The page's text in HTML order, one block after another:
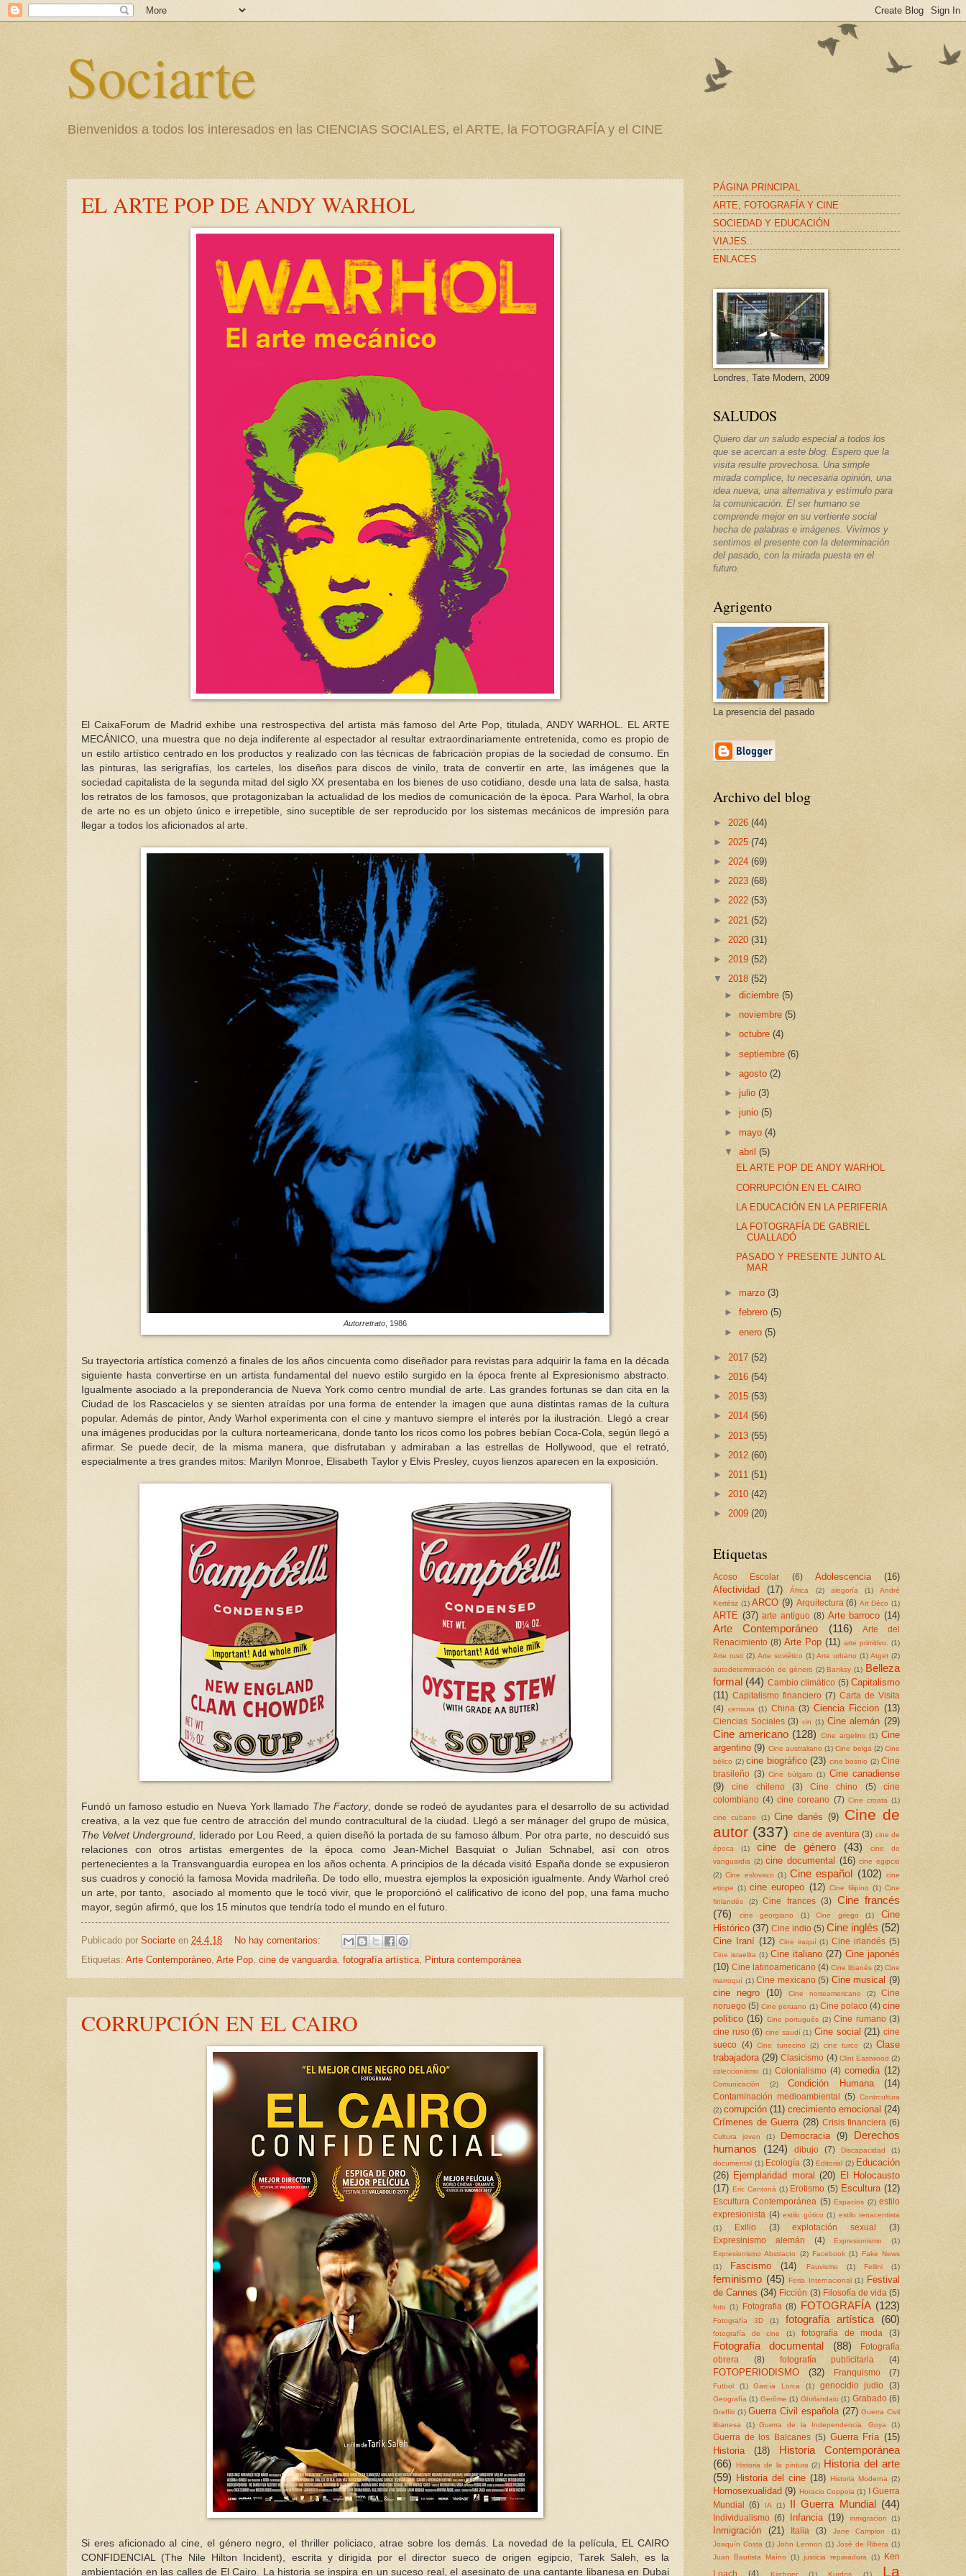
Sociarte
Bienvenidos a todos los interesados en las CIENCIAS SOCIALES, el ARTE, la FOTOGRAFÍA y el CINE
EL ARTE POP DE ANDY WARHOL
El CaixaForum de Madrid exhibe una restrospectiva del artista más famoso del Arte Pop, titulada, ANDY WARHOL. EL ARTE
MECÁNICO, una muestra que no deja indiferente al espectador al resultar extraordinariamente entretenida, como es propio de
un estilo artístico centrado en los productos y realizado con las técnicas de fabricación propias de la sociedad de consumo. En
las pinturas, las serigrafías, los carteles, los diseños para discos de vinilo, trata de convertir en arte, las imágenes que la
sociedad capitalista de la segunda mitad del siglo XX presentaba en los bienes de uso cotidiano, desde una lata de salsa, hasta
los retratos de los famosos, que protagonizaban la actualidad de los medios de comunicación de la época. Para Warhol, la obra
de arte no es un objeto único e irrepetible, sino suceptible de ser reproducido por los sistemas mecánicos de impresión para
llegar a todos los aficionados al arte.
Autorretrato , 1986
Su trayectoria artística comenzó a finales de los años cincuenta como diseñador para revistas para adquirir la fama en la década
siguiente hasta convertirse en un artista fundamental del nuevo estilo surgido en la época frente al Expresionismo abstracto.
Igualmente asociado a la preponderancia de Nueva York como centro mundial de arte. Las grandes fortunas se dan cita en la
Ciudad de los Rascacielos y se sienten atraídas por una forma de entender la imagen que auna distintas ramas de la cultura
popular. Además de pintor, Andy Warhol experimenta con el cine y mantuvo siempre el interés por la ilustración. Llegó a crear
una imágenes producidas por la cultura norteamericana, donde tanto los ricos como los pobres bebían Coca-Cola, según llegó a
afirmar. Se puede decir, de la misma manera, que disfrutaban y admiraban a las estrellas de Hollywood, que el retrató,
especialmente a tres grandes mitos: Marilyn Monroe, Elisabeth Taylor y Elvis Presley, cuyos lienzos aparecen en la exposición.
Fundó un famoso estudio en Nueva York llamado The Factory, donde se rodeó de ayudantes para el desarrollo de su actividad
creativa, a la vez que fue centro de atracción del mundo contracultural de la ciudad. Llegó a ser mánager del grupo de música,
The Velvet Underground , liderado por Lou Reed, a quien diseñó la portada de su famoso álbum. Por otra parte, no descuidó sus
relaciones con otros artistas emergentes de la época como Jean-Michel Basquiat o Julian Schnabel, así con otros
pertenecientes a la Transvanguardia europea en los años ochenta. A principios de la década visitó España donde se expusieron
sus cuadros y conoció la famosa Movida madrileña. De todo ello, muestra ejemplos la exposición igualmente. Andy Warhol creó
un arte, por tanto, asociado al momento que le tocó vivir, que le proporciónó el calificativo de icono del pop, una fama mucho
mayor, según afirmó, que los 15 minutos que tendría todo el mundo en el futuro.
Publicado por Sociarte en 24.4.18
No hay comentarios:
Etiquetas: Arte Contemporáneo, Arte Pop, cine de vanguardia, fotografía artística, Pintura contemporánea
CORRUPCIÓN EN EL CAIRO
Si eres aficionado al cine, el género negro, el thriller policiaco, atrae sobre los demás. La novedad de la película, EL CAIRO
CONFIDENCIAL (The Nile Hilton Incident), escrita y dirigida por el director sueco de origen egipcio, Tarek Saleh, es la
ambientación en las calles de El Cairo. La historia se inspira en un suceso real, el asesinato de una cantante libanesa en Dubai
PÁGINA PRINCIPAL
ARTE, FOTOGRAFÍA Y CINE
SOCIEDAD Y EDUCACIÓN
VIAJES..
ENLACES
Londres, Tate Modern, 2009
SALUDOS
Quiero dar un saludo especial a todos los
que se acercan a este blog. Espero que la
visita resulte provechosa. Una simple
mirada complice, tu necesaria opinión, una
idea nueva, una alternativa y estímulo para
la comunicación. El ser humano se
comprende mejor en su vertiente social
hecha de palabras e imágenes. Vivímos y
sentimos el presente con la determinación
del pasado, con la mirada puesta en el
futuro.
Agrigento
La presencia del pasado
Archivo del blog
► 2026 (44)
► 2025 (74)
► 2024 (69)
► 2023 (68)
► 2022 (53)
► 2021 (52)
► 2020 (31)
► 2019 (52)
▼ 2018 (52)
►diciembre(5)
►noviembre(5)
►octubre(4)
►septiembre(6)
►agosto(2)
►julio(3)
►junio(5)
► mayo(4)
▼abril(5)
EL ARTE POP DE ANDY WARHOL
CORRUPCIÓN EN EL CAIRO
LA EDUCACIÓN EN LA PERIFERIA
LA FOTOGRAFÍA DE GABRIEL
CUALLADÓ
PASADO Y PRESENTE JUNTO AL
MAR
►marzo(3)
►febrero(5)
►enero(5)
► 2017 (52)
► 2016 (54)
► 2015 (53)
► 2014 (56)
► 2013 (55)
► 2012 (60)
► 2011 (51)
► 2010 (42)
► 2009 (20)
Etiquetas
Acoso Escolar (6) Adolescencia
(16)
Afectividad
(17) África (2) alegoría (1)
André
Kertész (1) ARCO (9) Arquitectura (6) Art Déco (1)
ARTE (37) arte antiguo (8) Arte barroco (14)
Arte Contemporáneo (116)
Arte del
Renacimiento (8) Arte Pop (11) arte primitivo.
(1)
Arte ruso (2) Arte soviético (1) Arte urbano (1) Atget (2)
autodeterminación de género (2) Banksy (1) Belleza
formal (44) Cambio climático (5) Capitalismo
(11) Capitalismo financiero (7) Carta de Visita
(4) censura (1) China (3) Ciencia Ficcion (13)
Ciencias Sociales (3) cin (1) Cine alemán (29)
Cine americano (128) Cine argelino (1) Cine
argentino (9) Cine australiano (1) Cine belga (2) Cine
bélico (2) cine biográfico (23) cine bosnio (2) Cine
brasileño (3) Cine búlgaro (1) Cine canadiense
(9)
cine chileno (3) Cine chino (5)
cine
colombiano (4) cine coreano (7) Cine croata (1)
cine cubano (1) Cine danés (9) Cine de
autor (337) cine de aventura (3) cine de
época
(1) cine de género (43)
cine de
vanguardia (2) cine documental (16) cine egipcio
(2) Cine eslovaco (1) Cine español (102)
cine
etiope (1) cine europeo (12) Cine filipino (1) Cine
finlandés
(2) Cine frances (3)
Cine francés
(76)
cine georgiano (1) Cine griego (1)
Cine
Histórico (37) Cine indio (5) Cine inglés (52)
Cine Iraní (12) Cine iraquí (1) Cine irlandés (5)
Cine israelita (1) Cine italiano (27) Cine japonés
(10) Cine latinoamericano (4) Cine libanés (2) Cine
marroquí (1) Cine mexicano (5) Cine musical (9)
cine negro (10) Cine norteamericano (2)
Cine
noruego (5) Cine peruano (1) Cine polaco (4) cine
político (16) Cine portugués (2) Cine rumano (3)
cine ruso (6) cine saudí (1) Cine social (21) cine
sueco (4) Cine tunecino (2) cine turco (2) Clase
trabajadora (29) Clasicismo (4) Clint Eastwood (2)
coleccionismo (1) Colonialismo (4) comedia (12)
Comunicación (2) Condición Humana (14)
Contaminación medioambiental (5) Contrcultura
(2) corrupción (11) crecimiento emocional (24)
Crímenes de Guerra (28) Crisis financiera (6)
Cultura joven (1) Democracia (9)
Derechos
humanos
(124) dibujo (7) Discapacidad
(1)
documental (1) Ecología (3) Editorial (2) Educación
(26) Ejemplaridad moral (20) El Holocausto
(17) Eric Cantoná (1) Erotismo (5) Escultura (12)
Escultura Contemporánea (5) Espacios (2) estilo
expresionista (4) estilo gótico (1) estilo renacentista
(1)
Exilio (3) explotación sexual
(3)
Expresinismo alemán
(4) Expresionismo
(1)
Expresionismo Abstracto
(2) Facebook (1) Fake News
(1)
Fascismo (14) Fauvismo (1) Fellini (1)
feminismo (45) Feria Internacional (1)
Festival
de Cannes (34) Ficción (3) Filosofía de vida (5)
foto (1) Fotografia (8) FOTOGRAFÍA (123)
Fotografía 3D (1) fotografía artística (60)
fotografía de cine (1) fotografía de moda (3)
Fotografía documental (88)
Fotografía
obrera
(8) fotografía publicitaria (4)
FOTOPERIODISMO (32) Franquismo (7)
Futbol (1) García Lorca (1) genocidio judio (3)
Geografía (1) Gerôme (1) Ghirlandaio (1) Grabado (6)
Graffiti (1) Guerra Civil española (27) Guerra Civil
libanesa
(1) Guerra de la Independencia. Goya (1)
Guerra de los Balcanes (5) Guerra Fría (15)
Historia
(18)
Historia Contemporánea
(66)
Historia de la pintura (2) Historia del arte
(59) Historia del cine (18) Historia Moderna (2)
Homosexualidad (9) Horacio Coppola (1)
I Guerra
Mundial
(6) IA (1) II Guerra Mundial (44)
Individualismo (6) Infancia (19) inmigracion (1)
Inmigración (21) Italia (3) Jane Campion
(1)
Joaquín Costa (1) John Lennon (1) José de Ribera (1)
Juan Bautista Maíno (1) justicia reparadora (1)
Ken
Loach
(4) Kirchner (1) Kurdos (1) La